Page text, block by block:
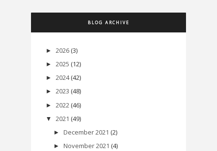
BLOG ARCHIVE
► 2026 (3)
► 2025 (12)
► 2024 (42)
► 2023 (48)
► 2022 (46)
▼ 2021 (49)
► December 2021 (2)
► November 2021 (4)